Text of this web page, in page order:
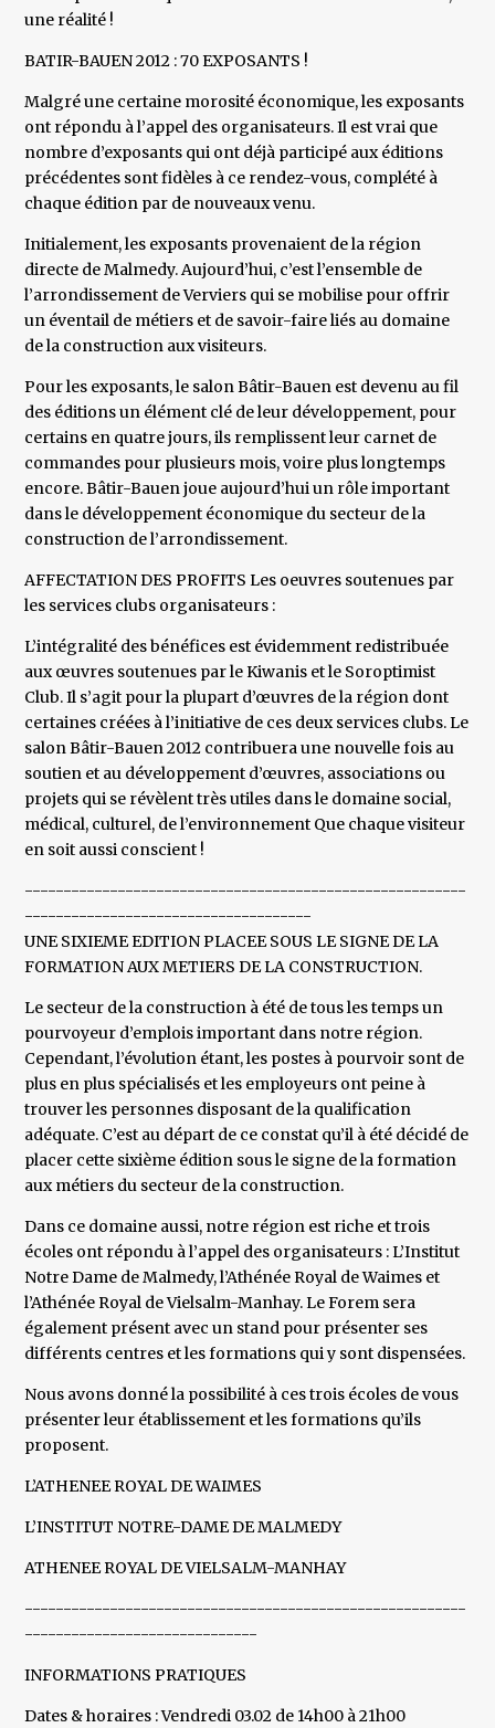
une réalité !
BATIR-BAUEN 2012 : 70 EXPOSANTS !
Malgré une certaine morosité économique, les exposants
ont répondu à l’appel des organisateurs. Il est vrai que
nombre d’exposants qui ont déjà participé aux éditions
précédentes sont fidèles à ce rendez-vous, complété à
chaque édition par de nouveaux venu.
Initialement, les exposants provenaient de la région
directe de Malmedy. Aujourd’hui, c’est l’ensemble de
l’arrondissement de Verviers qui se mobilise pour offrir
un éventail de métiers et de savoir-faire liés au domaine
de la construction aux visiteurs.
Pour les exposants, le salon Bâtir-Bauen est devenu au fil
des éditions un élément clé de leur développement, pour
certains en quatre jours, ils remplissent leur carnet de
commandes pour plusieurs mois, voire plus longtemps
encore. Bâtir-Bauen joue aujourd’hui un rôle important
dans le développement économique du secteur de la
construction de l’arrondissement.
AFFECTATION DES PROFITS Les oeuvres soutenues par
les services clubs organisateurs :
L’intégralité des bénéfices est évidemment redistribuée
aux œuvres soutenues par le Kiwanis et le Soroptimist
Club. Il s’agit pour la plupart d’œuvres de la région dont
certaines créées à l’initiative de ces deux services clubs. Le
salon Bâtir-Bauen 2012 contribuera une nouvelle fois au
soutien et au développement d’œuvres, associations ou
projets qui se révèlent très utiles dans le domaine social,
médical, culturel, de l’environnement Que chaque visiteur
en soit aussi conscient !
---------------------------------------------------------
-------------------------------------
UNE SIXIEME EDITION PLACEE SOUS LE SIGNE DE LA
FORMATION AUX METIERS DE LA CONSTRUCTION.
Le secteur de la construction à été de tous les temps un
pourvoyeur d’emplois important dans notre région.
Cependant, l’évolution étant, les postes à pourvoir sont de
plus en plus spécialisés et les employeurs ont peine à
trouver les personnes disposant de la qualification
adéquate. C’est au départ de ce constat qu’il à été décidé de
placer cette sixième édition sous le signe de la formation
aux métiers du secteur de la construction.
Dans ce domaine aussi, notre région est riche et trois
écoles ont répondu à l’appel des organisateurs : L’Institut
Notre Dame de Malmedy, l’Athénée Royal de Waimes et
l’Athénée Royal de Vielsalm-Manhay. Le Forem sera
également présent avec un stand pour présenter ses
différents centres et les formations qui y sont dispensées.
Nous avons donné la possibilité à ces trois écoles de vous
présenter leur établissement et les formations qu’ils
proposent.
L’ATHENEE ROYAL DE WAIMES
L’INSTITUT NOTRE-DAME DE MALMEDY
ATHENEE ROYAL DE VIELSALM-MANHAY
---------------------------------------------------------
------------------------------
INFORMATIONS PRATIQUES
Dates & horaires : Vendredi 03.02 de 14h00 à 21h00